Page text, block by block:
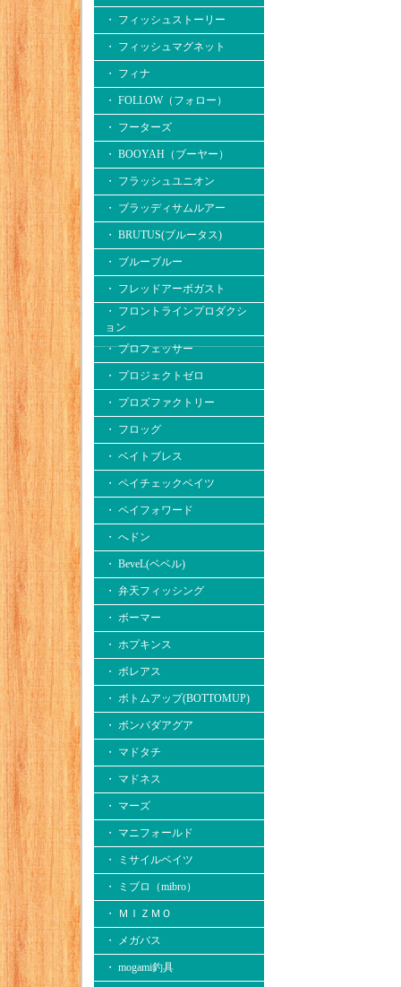
・ フィッシュストーリー
・ フィッシュマグネット
・ フィナ
・ FOLLOW（フォロー）
・ フーターズ
・ BOOYAH（ブーヤー）
・ フラッシュユニオン
・ ブラッディサムルアー
・ BRUTUS(ブルータス)
・ ブルーブルー
・ フレッドアーボガスト
・ フロントラインプロダクシ
ョン
・ プロフェッサー
・ プロジェクトゼロ
・ プロズファクトリー
・ フロッグ
・ ベイトブレス
・ ペイチェックベイツ
・ ペイフォワード
・ へドン
・ BeveL(ベベル)
・ 弁天フィッシング
・ ボーマー
・ ホプキンス
・ ボレアス
・ ボトムアップ(BOTTOMUP)
・ ボンバダアグア
・ マドタチ
・ マドネス
・ マーズ
・ マニフォールド
・ ミサイルベイツ
・ ミブロ（mibro）
・ ＭＩＺＭＯ
・ メガバス
・ mogami釣具